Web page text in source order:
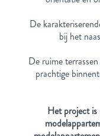
De
bij het
De ruime
prachtige
Het project is